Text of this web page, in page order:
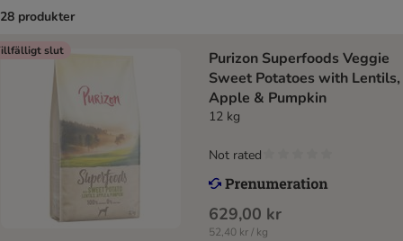
28 produkter
slut
Purizon Superfoods Veggie
Sweet Potatoes with Lentils,
Apple & Pumpkin
12 kg
629,00 kr
52,40 kr / kg
Not rated